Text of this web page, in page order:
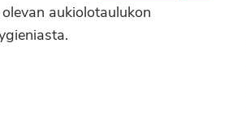
aukiolotaulukon